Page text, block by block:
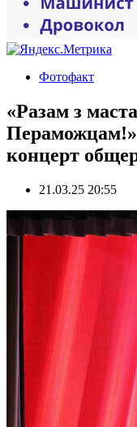
Фотофакт
«Разам з
концерт
21.03.25 20:55